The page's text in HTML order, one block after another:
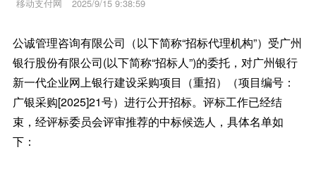
移动支付网 2025/9/15 9:38:59
公诚管理咨询有限公司（以下简称“招标代理机构”）受广州
银行股份有限公司(以下简称“招标人”)的委托，对广州银行
新一代企业网上银行建设采购项目（重招）（项目编号：
广银采购[2025]21号）进行公开招标。评标工作已经结
束，经评标委员会评审推荐的中标候选人，具体名单如
下：